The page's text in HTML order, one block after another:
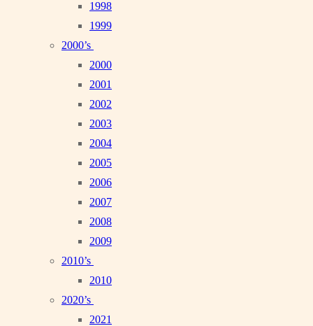
1998
1999
2000’s
2000
2001
2002
2003
2004
2005
2006
2007
2008
2009
2010’s
2010
2020’s
2021